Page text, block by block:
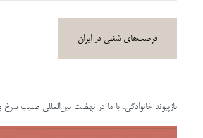
فرصت‌های شغلی در ایران
بازپیوند خانوادگی: با ما در نهضت بین‌المللی صلیب سرخ